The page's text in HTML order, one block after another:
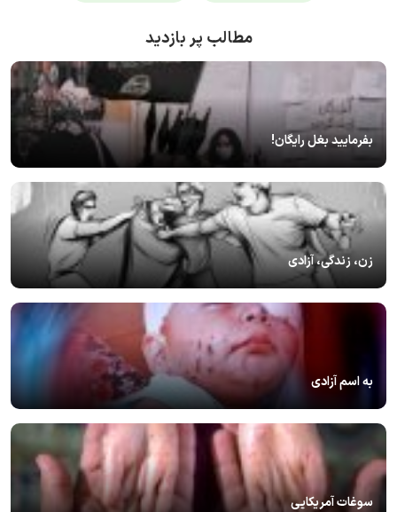
مطالب پر بازدید
بفرمایید بغل رایگان!
زن، زندگی، آزادی
به اسم آزادی
سوغات آمریکایی